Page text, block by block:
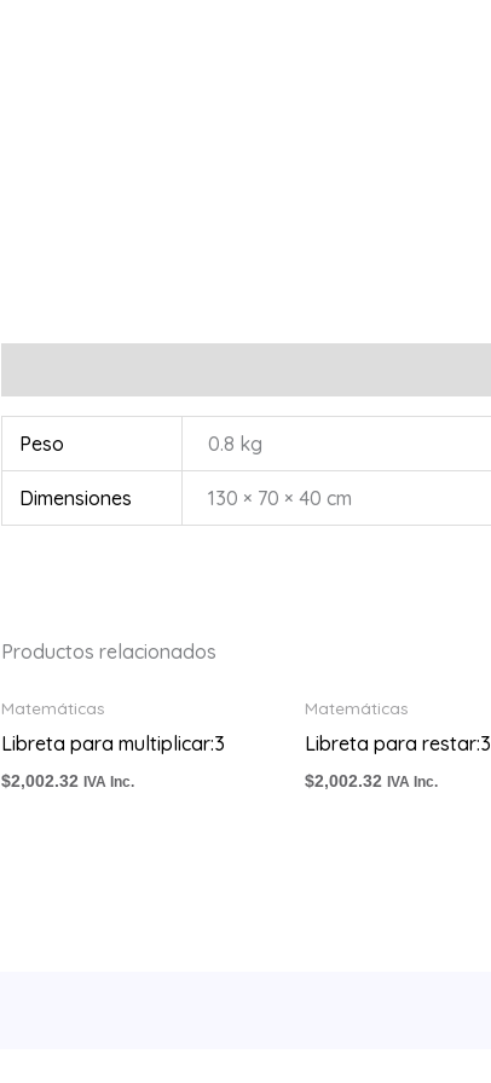
Peso 0.8 kg
Dimensiones 130 × 70 × 40 cm
Productos relacionados
Matemáticas
Libreta para multiplicar:3
$2,002.32 IVA Inc.
Matemáticas
Libreta para restar:3
$2,002.32 IVA Inc.